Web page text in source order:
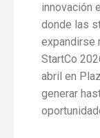
innovación
donde las
expandirse
StartCo
abril en
generar